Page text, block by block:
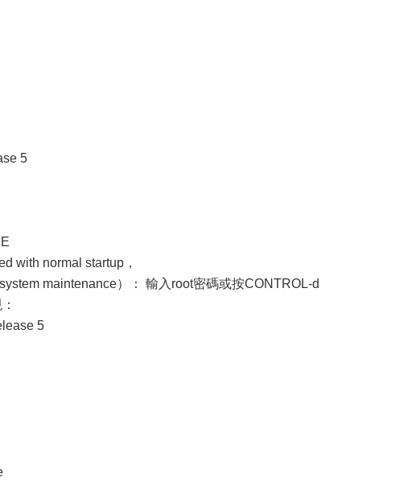
5
with normal startup，
maintenance）： 輸入root密碼或按CONTROL-d
5